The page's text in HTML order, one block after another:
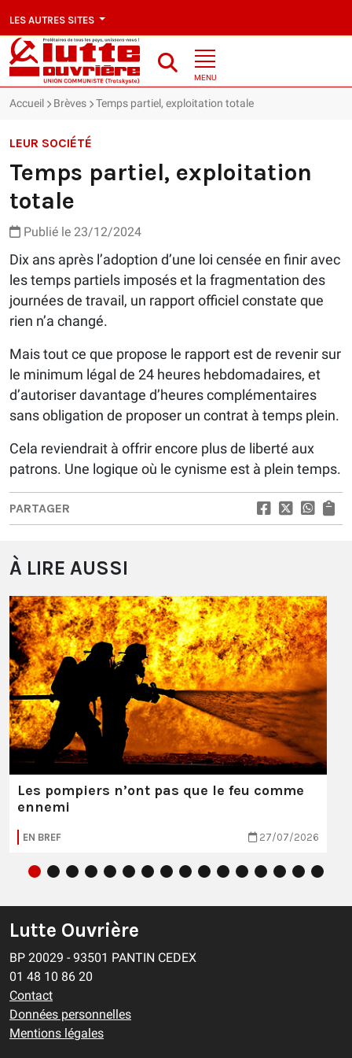
LES AUTRES SITES
MENU
Accueil Brèves Temps partiel, exploitation totale
LEUR SOCIÉTÉ
Temps partiel, exploitation
totale
Publié le 23/12/2024
Dix ans après l’adoption d’une loi censée en finir avec
les temps partiels imposés et la fragmentation des
journées de travail, un rapport officiel constate que
rien n’a changé.
Mais tout ce que propose le rapport est de revenir sur
le minimum légal de 24 heures hebdomadaires, et
d’autoriser davantage d’heures complémentaires
sans obligation de proposer un contrat à temps plein.
Cela reviendrait à offrir encore plus de liberté aux
patrons. Une logique où le cynisme est à plein temps.
PARTAGER
À LIRE AUSSI
Les pompiers n’ont pas que le feu comme
ennemi
EN BREF 27/07/2026
Lutte Ouvrière
BP 20029 - 93501 PANTIN CEDEX
01 48 10 86 20
Contact
Données personnelles
Mentions légales